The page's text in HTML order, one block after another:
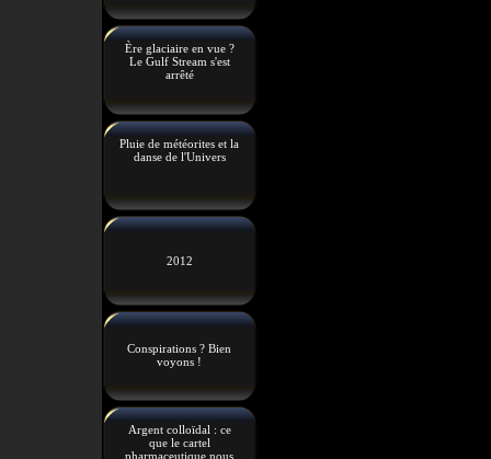
Ère glaciaire en vue ?
Le Gulf Stream s'est
arrêté
Pluie de météorites et la
danse de l'Univers
2012
Conspirations ? Bien
voyons !
Argent colloïdal : ce
que le cartel
pharmaceutique nous